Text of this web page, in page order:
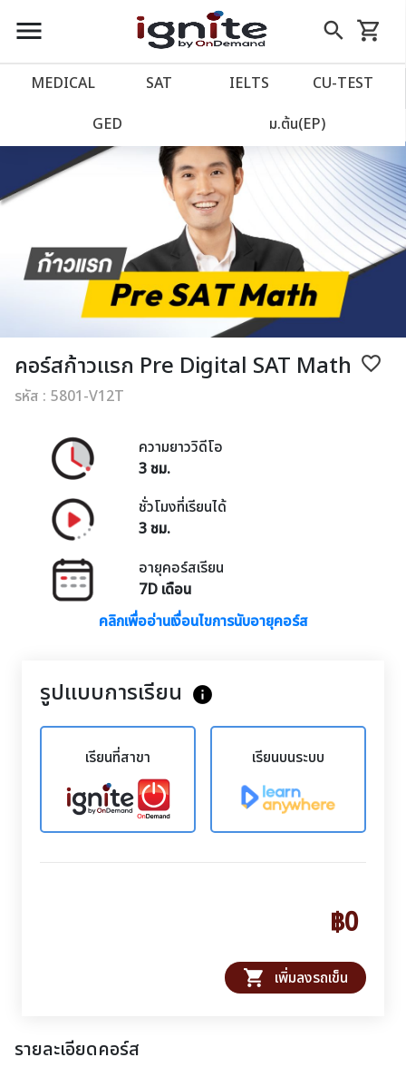
close
account_balance หน้าแรก
เว็บไซต์อิกไนท์
local_offer
วางแผนการเรียน
account_circle เข้าสู่ระบบ
assignment ลงทะเบียน
menu search
Skip
to
shopping_cart
รถเข็น
MEDICAL SAT IELTS CU‑TEST
GED ม.ต้น(EP)
favorite_border
คอร์สก้าวแรก Pre Digital SAT Math
รหัส : 5801-V12T
ความยาววิดีโอ
3 ชม.
ชั่วโมงที่เรียนได้
3 ชม.
อายุคอร์สเรียน
7D เดือน
คลิกเพื่ออ่านเงื่อนไขการนับอายุคอร์ส
รูปแบบการเรียน info
เรียนที่สาขา เรียนบนระบบ
฿0
shopping_cart เพิ่มลงรถเข็น
รายละเอียดคอร์ส